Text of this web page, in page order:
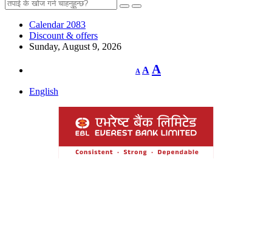
Calendar 2083
Discount & offers
Sunday, August 9, 2026
A
Decrease
font
A Reset
font
A
English